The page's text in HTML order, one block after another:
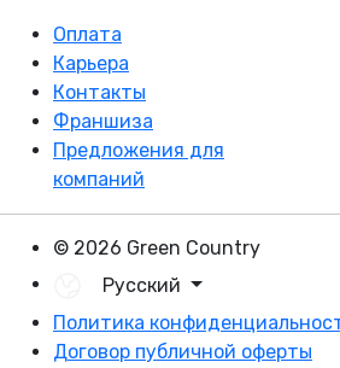
Оплата
Карьера
Контакты
Франшиза
Предложения для
компаний
© 2026 Green Country
Русский
Политика
Договор публичной оферты